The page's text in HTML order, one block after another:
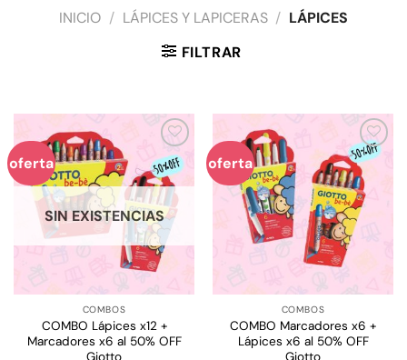
INICIO / LÁPICES Y LAPICERAS / LÁPICES
FILTRAR
oferta
Añadir
a la
lista de
deseos
SIN EXISTENCIAS
COMBOS
COMBO Lápices x12 +
Marcadores x6 al 50% OFF
Giotto
oferta
Añadir
a la
lista de
deseos
COMBOS
COMBO Marcadores x6 +
Lápices x6 al 50% OFF
Giotto